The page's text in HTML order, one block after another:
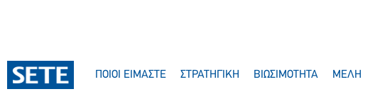
ΠΟΙΟΙ ΕΙΜΑΣΤΕ ΣΤΡΑΤΗΓΙΚΗ ΒΙΩΣΙΜΟΤΗΤΑ ΜΕΛΗ